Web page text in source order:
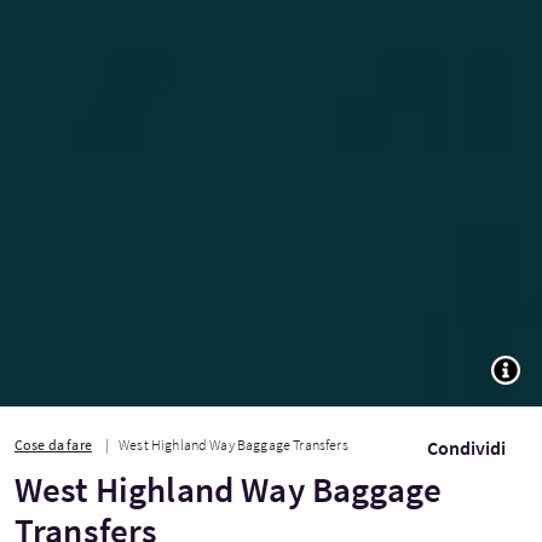
Cose da fare West Highland Way Baggage Transfers Condividi
West Highland Way Baggage
Transfers